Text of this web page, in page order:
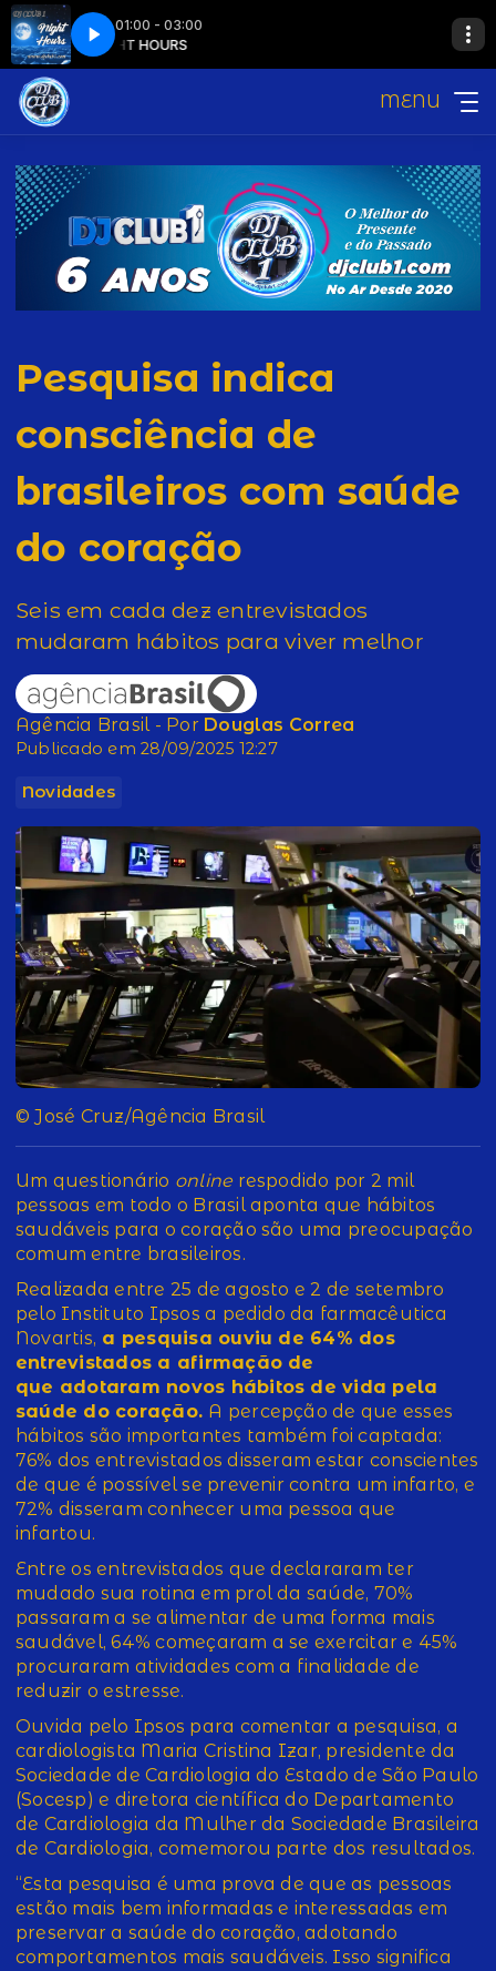
01:00 - 03:00
NIGHT HOURS
MENU
Pesquisa indica
consciência de
brasileiros com saúde
do coração
Seis em cada dez entrevistados
mudaram hábitos para viver melhor
Agência Brasil - Por Douglas Correa
Publicado em 28/09/2025 12:27
Novidades
© José Cruz/Agência Brasil
Um questionário onlinerespodido por 2 mil
pessoas em todo o Brasil aponta que hábitos
saudáveis para o coração são uma preocupação
comum entre brasileiros.
Realizada entre 25 de agosto e 2 de setembro
pelo Instituto Ipsos a pedido da farmacêutica
Novartis, a pesquisa ouviu de 64% dos
entrevistados a afirmação de
que adotaram novos hábitos de vida pela
saúde do coração. A percepção de que esses
hábitos são importantes também foi captada:
76% dos entrevistados disseram estar conscientes
de que é possível se prevenir contra um infarto, e
72% disseram conhecer uma pessoa que
infartou.
Entre os entrevistados que declararam ter
mudado sua rotina em prol da saúde, 70%
passaram a se alimentar de uma forma mais
saudável, 64% começaram a se exercitar e 45%
procuraram atividades com a finalidade de
reduzir o estresse.
Ouvida pelo Ipsos para comentar a pesquisa, a
cardiologista Maria Cristina Izar, presidente da
Sociedade de Cardiologia do Estado de São Paulo
(Socesp) e diretora científica do Departamento
de Cardiologia da Mulher da Sociedade Brasileira
de Cardiologia, comemorou parte dos resultados.
“Esta pesquisa é uma prova de que as pessoas
estão mais bem informadas e interessadas em
preservar a saúde do coração, adotando
comportamentos mais saudáveis. Isso significa